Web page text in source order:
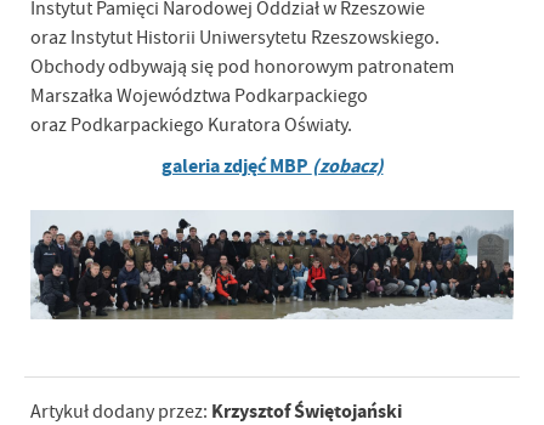
Instytut Pamięci Narodowej Oddział w Rzeszowie
oraz Instytut Historii Uniwersytetu Rzeszowskiego.
Obchody odbywają się pod honorowym patronatem
Marszałka Województwa Podkarpackiego
oraz Podkarpackiego Kuratora Oświaty.
galeria zdjęć MBP (zobacz)
Artykuł dodany przez: Krzysztof Świętojański